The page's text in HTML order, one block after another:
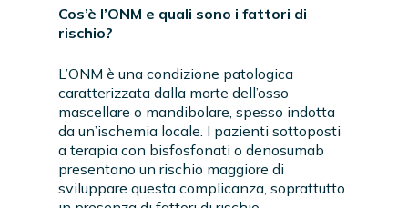
Cos’è l’ONM e quali sono i fattori di
rischio?
L’ONM è una condizione patologica
caratterizzata dalla morte dell’osso
mascellare o mandibolare, spesso indotta
da un’ischemia locale. I pazienti sottoposti
a terapia con bisfosfonati o denosumab
presentano un rischio maggiore di
sviluppare questa complicanza, soprattutto